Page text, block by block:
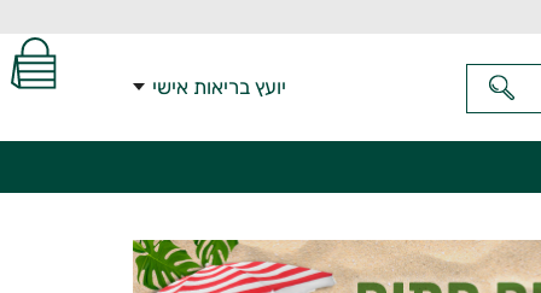
יועץ בריאות אישי